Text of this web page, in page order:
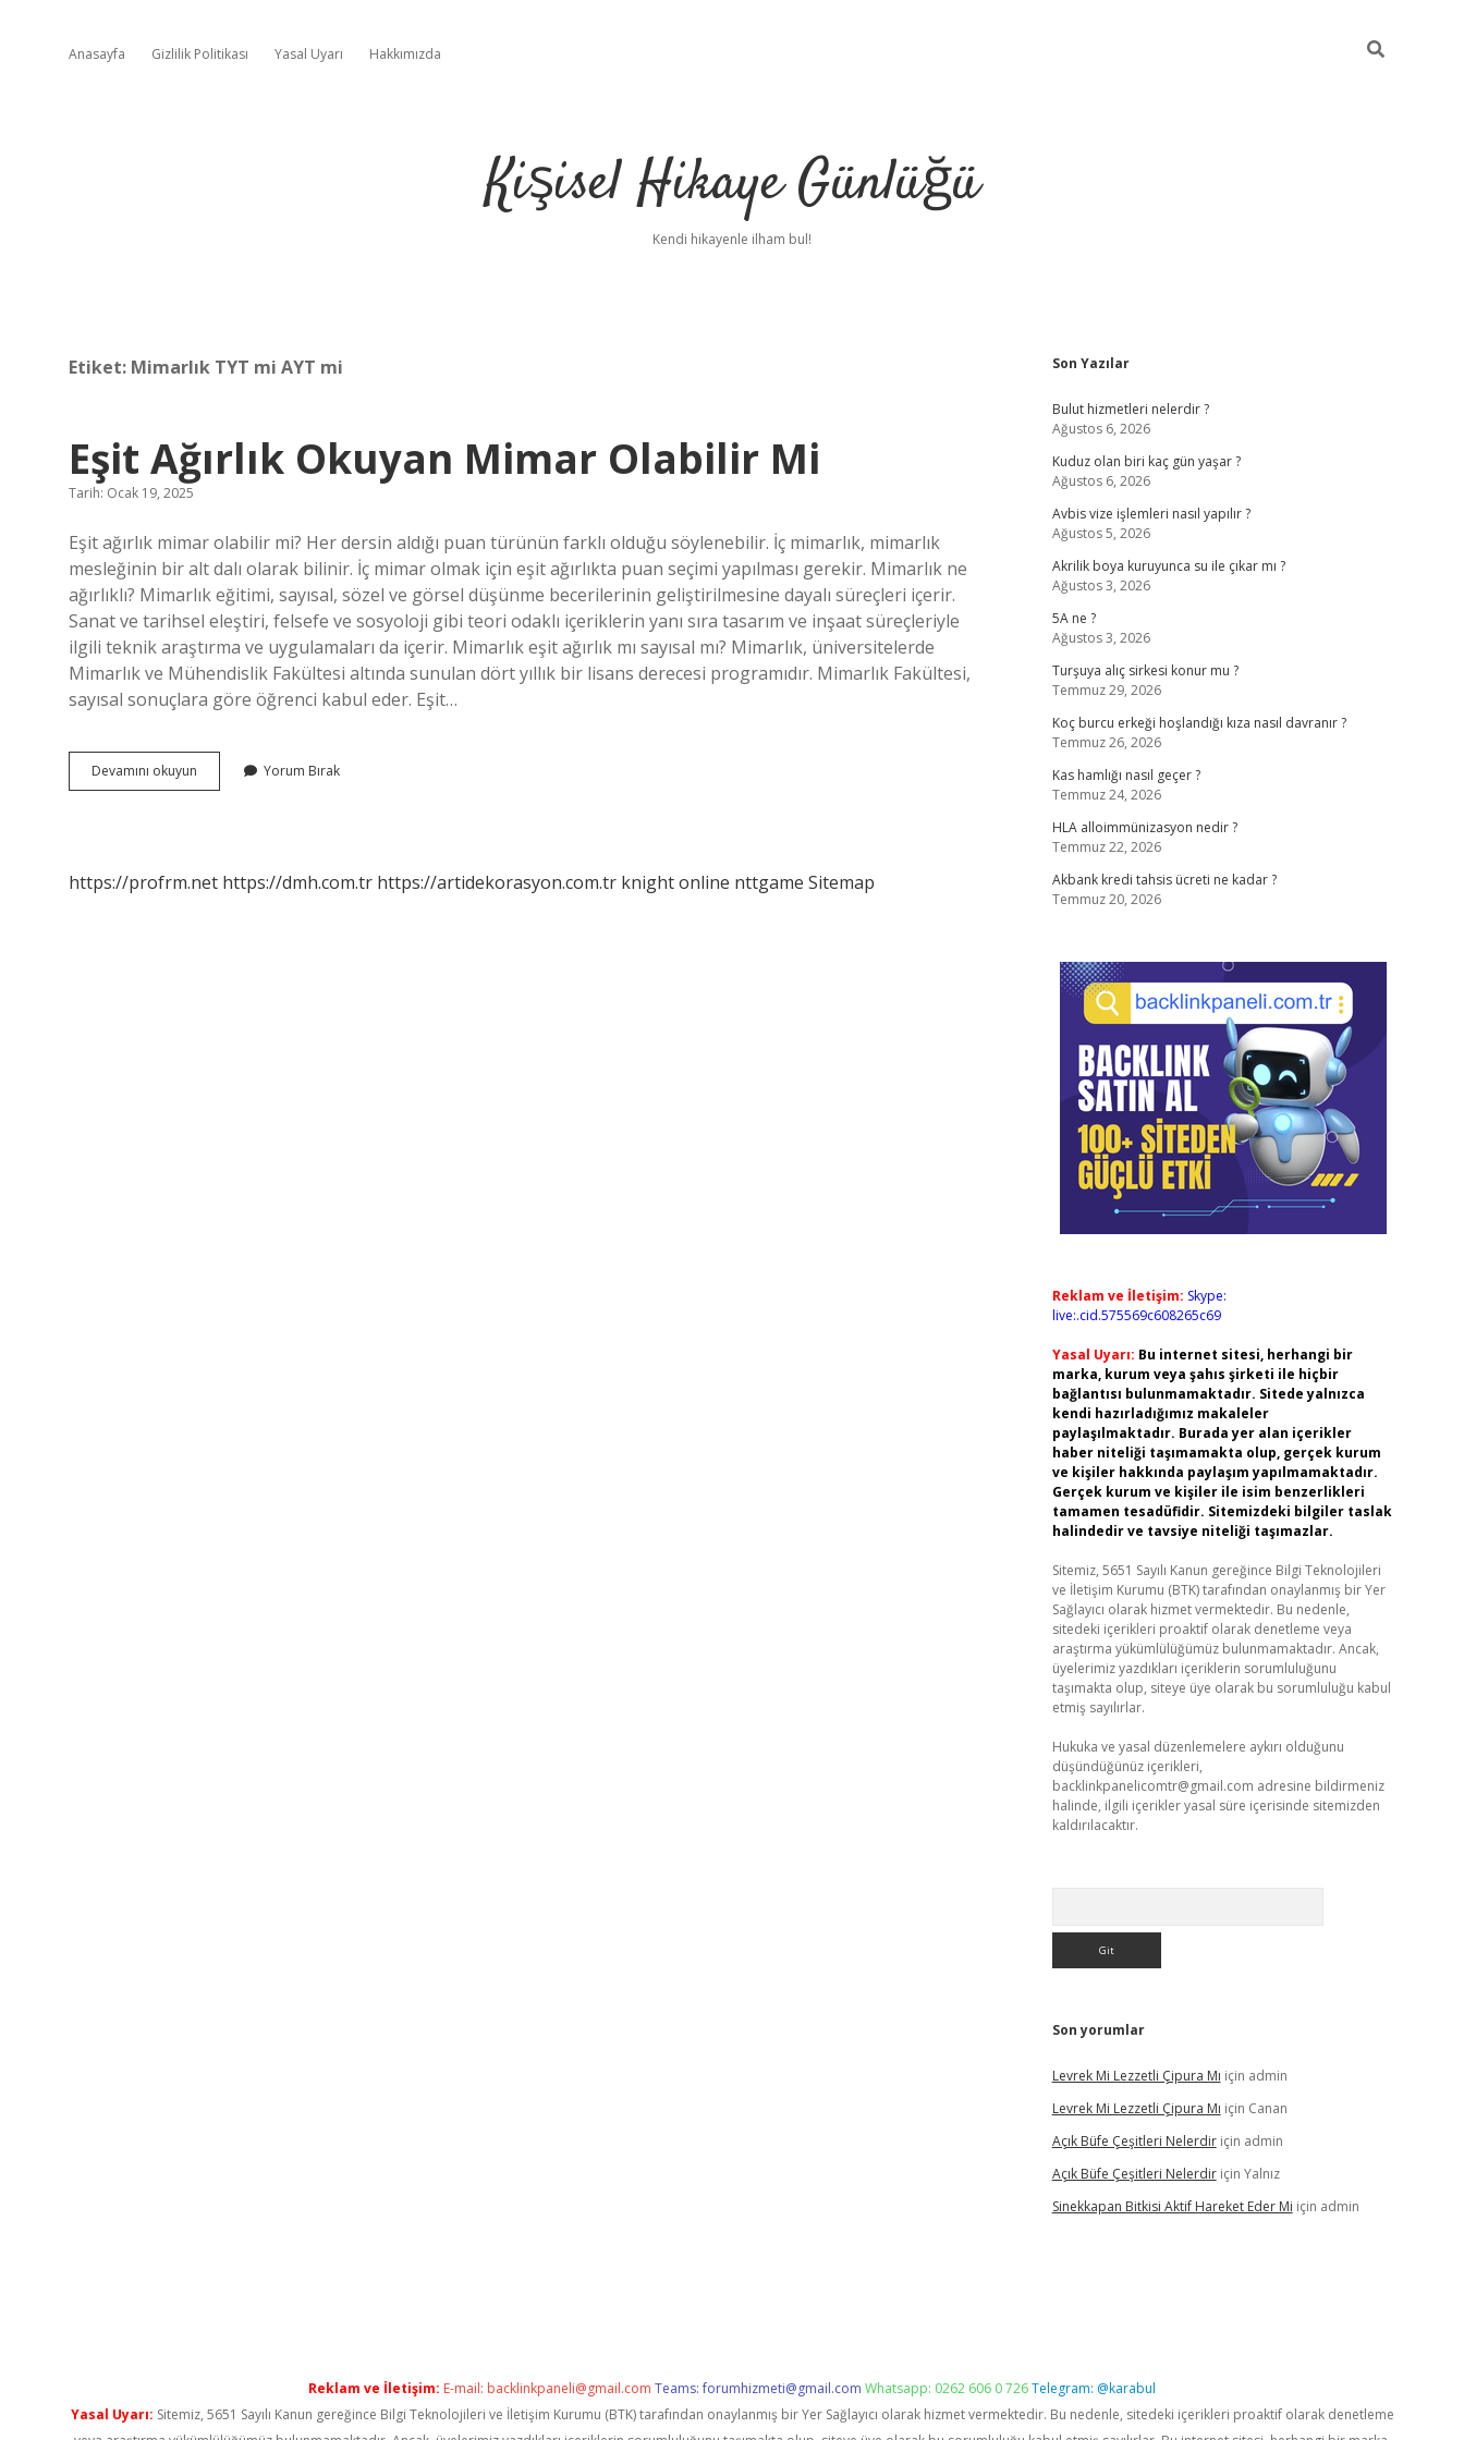
Anasayfa Gizlilik Politikası Yasal Uyarı Hakkımızda
Kişisel Hikaye Günlüğü
Kendi hikayenle ilham bul!
Etiket: Mimarlık TYT mi AYT mi
Eşit Ağırlık Okuyan Mimar Olabilir Mi
Tarih: Ocak 19, 2025
Eşit ağırlık mimar olabilir mi? Her dersin aldığı puan türünün farklı olduğu söylenebilir. İç mimarlık, mimarlık
mesleğinin bir alt dalı olarak bilinir. İç mimar olmak için eşit ağırlıkta puan seçimi yapılması gerekir. Mimarlık ne
ağırlıklı? Mimarlık eğitimi, sayısal, sözel ve görsel düşünme becerilerinin geliştirilmesine dayalı süreçleri içerir.
Sanat ve tarihsel eleştiri, felsefe ve sosyoloji gibi teori odaklı içeriklerin yanı sıra tasarım ve inşaat süreçleriyle
ilgili teknik araştırma ve uygulamaları da içerir. Mimarlık eşit ağırlık mı sayısal mı? Mimarlık, üniversitelerde
Mimarlık ve Mühendislik Fakültesi altında sunulan dört yıllık bir lisans derecesi programıdır. Mimarlık Fakültesi,
sayısal sonuçlara göre öğrenci kabul eder. Eşit…
Devamını okuyun
Ağırlık
Yorum Bırak
https://profrm.net https://dmh.com.tr https://artidekorasyon.com.tr knight online nttgame Sitemap
Sidebar
Son Yazılar
Bulut hizmetleri nelerdir ?
Ağustos 6, 2026
Kuduz olan biri kaç gün yaşar ?
Ağustos 6, 2026
Avbis vize işlemleri nasıl yapılır ?
Ağustos 5, 2026
Akrilik boya kuruyunca su ile çıkar mı ?
Ağustos 3, 2026
5A ne ?
Ağustos 3, 2026
Turşuya alıç sirkesi konur mu ?
Temmuz 29, 2026
Koç burcu erkeği hoşlandığı kıza nasıl davranır ?
Temmuz 26, 2026
Kas hamlığı nasıl geçer ?
Temmuz 24, 2026
HLA alloimmünizasyon nedir ?
Temmuz 22, 2026
Akbank kredi tahsis ücreti ne kadar ?
Temmuz 20, 2026
Reklam ve İletişim: Skype:
live:.cid.575569c608265c69
Yasal Uyarı: Bu internet sitesi, herhangi bir
marka, kurum veya şahıs şirketi ile hiçbir
bağlantısı bulunmamaktadır. Sitede yalnızca
kendi hazırladığımız makaleler
paylaşılmaktadır. Burada yer alan içerikler
haber niteliği taşımamakta olup, gerçek kurum
ve kişiler hakkında paylaşım yapılmamaktadır.
Gerçek kurum ve kişiler ile isim benzerlikleri
tamamen tesadüfidir. Sitemizdeki bilgiler taslak
halindedir ve tavsiye niteliği taşımazlar.
Sitemiz, 5651 Sayılı Kanun gereğince Bilgi Teknolojileri
ve İletişim Kurumu (BTK) tarafından onaylanmış bir Yer
Sağlayıcı olarak hizmet vermektedir. Bu nedenle,
sitedeki içerikleri proaktif olarak denetleme veya
araştırma yükümlülüğümüz bulunmamaktadır. Ancak,
üyelerimiz yazdıkları içeriklerin sorumluluğunu
taşımakta olup, siteye üye olarak bu sorumluluğu kabul
etmiş sayılırlar.
Hukuka ve yasal düzenlemelere aykırı olduğunu
düşündüğünüz içerikleri,
backlinkpanelicomtr@gmail.com adresine bildirmeniz
halinde, ilgili içerikler yasal süre içerisinde sitemizden
kaldırılacaktır.
Son yorumlar
Levrek Mi Lezzetli Çipura Mı için admin
Levrek Mi Lezzetli Çipura Mı için Canan
Açık Büfe Çeşitleri Nelerdiriçin admin
Açık Büfe Çeşitleri Nelerdiriçin Yalnız
Sinekkapan Bitkisi Aktif Hareket Eder Mi için admin
Reklam ve İletişim: E-mail: backlinkpaneli@gmail.com Teams:forumhizmeti@gmail.com Whatsapp: 0262 606 0 726Telegram: @karabul
Yasal Uyarı: Sitemiz, 5651 Sayılı Kanun gereğince Bilgi Teknolojileri ve İletişim Kurumu (BTK) tarafından onaylanmış bir Yer Sağlayıcı olarak hizmet vermektedir. Bu nedenle, sitedeki içerikleri proaktif olarak denetleme